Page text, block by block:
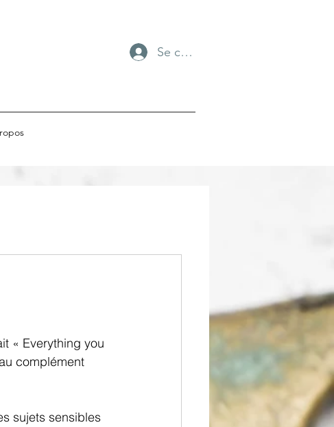
Se connecter
« Everything you
complément
sujets sensibles